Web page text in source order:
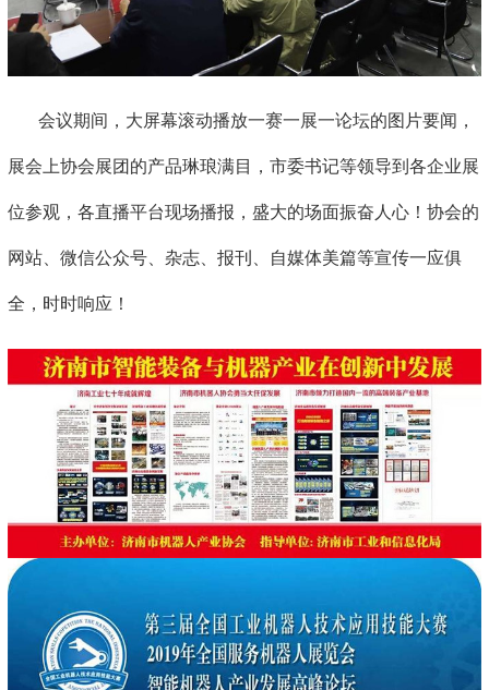
会议期间，大屏幕滚动播放一赛一展一论坛的图片要闻，
展会上协会展团的产品琳琅满目，市委书记等领导到各企业展
位参观，各直播平台现场播报，盛大的场面振奋人心！协会的
网站、微信公众号、杂志、报刊、自媒体美篇等宣传一应俱
全，时时响应！